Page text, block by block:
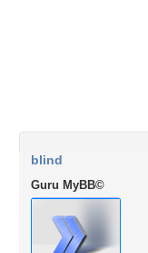
blind
Guru MyBB©